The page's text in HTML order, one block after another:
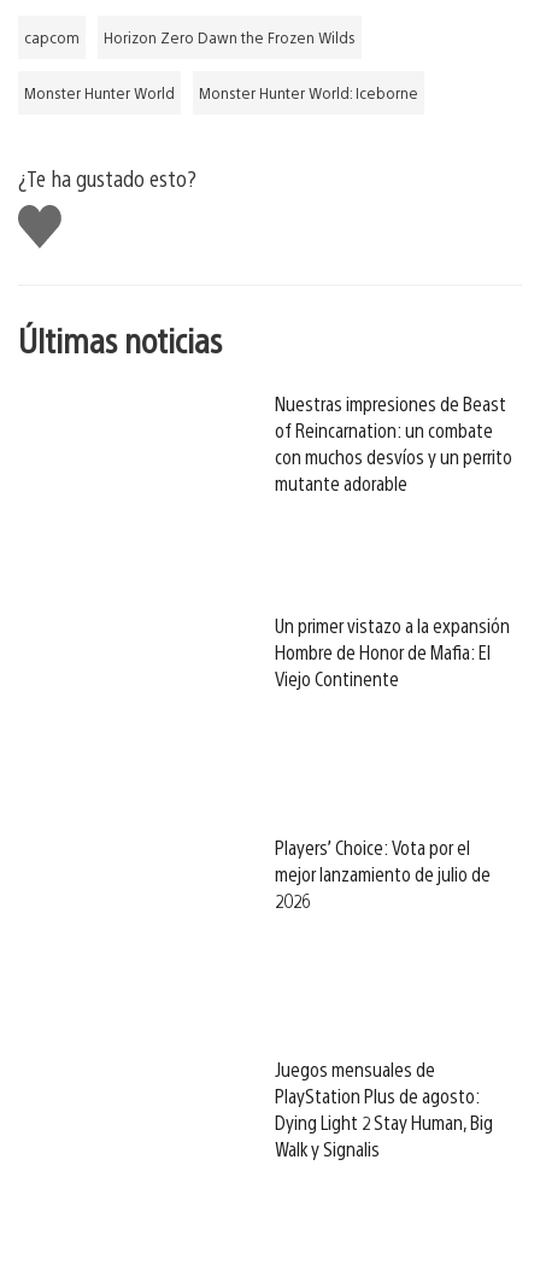
capcom Horizon Zero Dawn the Frozen Wilds
Monster Hunter World Monster Hunter World: Iceborne
¿Te ha gustado esto?
Me
gusta
esto
Últimas noticias
Nuestras impresiones de Beast
of Reincarnation: un combate
con muchos desvíos y un perrito
mutante adorable
Un primer vistazo a la expansión
Hombre de Honor de Mafia: El
Viejo Continente
Players’ Choice: Vota por el
mejor lanzamiento de julio de
2026
Juegos mensuales de
PlayStation Plus de agosto:
Dying Light 2 Stay Human, Big
Walk y Signalis